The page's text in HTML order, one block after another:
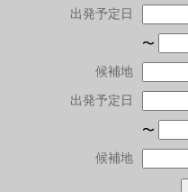
出発予定日
〜
候補地
出発予定日
〜
候補地